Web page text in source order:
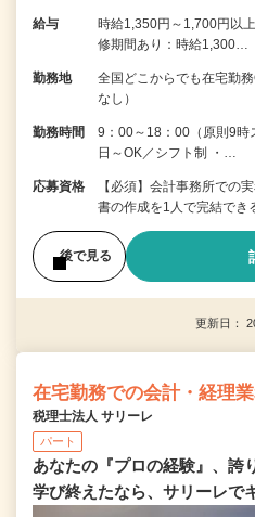
給与
時給1,350円～1,700円以
修期間あり：時給1,300…
勤務地
全国どこからでも在宅勤
なし）
勤務時間
9：00～18：00（原則9時
日～OK／シフト制 ・…
応募資格
【必須】会計事務所での
書の作成を1人で完結でき
後で見る
更新日：
在宅勤務での会計・経理
税理士法人 サリーレ
パート
あなたの『プロの経験』、誇
学び終えたなら、サリーレで